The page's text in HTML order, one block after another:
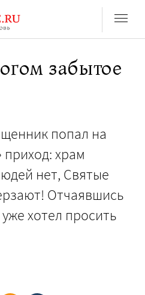
забытое
попал на
храм
нет, Святые
Отчаявшись
хотел просить